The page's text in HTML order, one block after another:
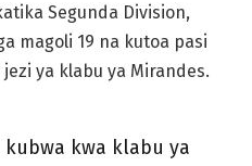
Segunda Division,
magoli 19 na kutoa pasi
ya klabu ya Mirandes.
kwa klabu ya